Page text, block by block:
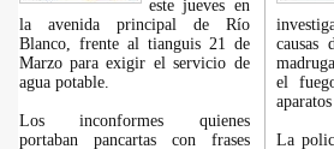
este jueves en
la avenida principal de Río
Blanco, frente al tianguis 21 de
Marzo para exigir el servicio de
agua potable.
Los inconformes quienes
portaban pancartas con frases
causas
el
La